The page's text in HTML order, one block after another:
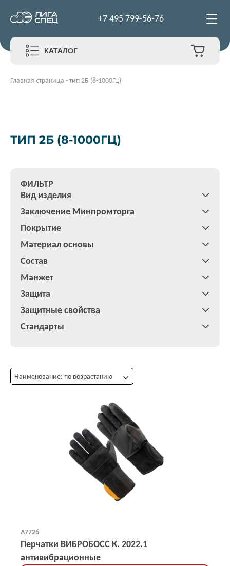
+7 495 799-56-76
КАТАЛОГ
Главная страница -тип 2Б (8-1000Гц)
ТИП 2Б (8-1000ГЦ)
ФИЛЬТР
Вид изделия
Заключение Минпромторга
Покрытие
Материал основы
Состав
Манжет
Защита
Защитные свойства
Стандарты
Наименование: по возрастанию
А7726
Перчатки ВИБРОБОСС К. 2022.1
антивибрационные